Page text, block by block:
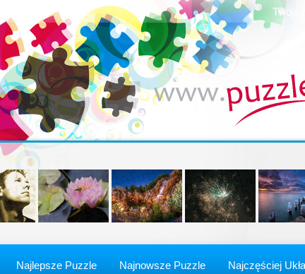
Twoja
Najlepsze Puzzle Najnowsze Puzzle Najczęściej